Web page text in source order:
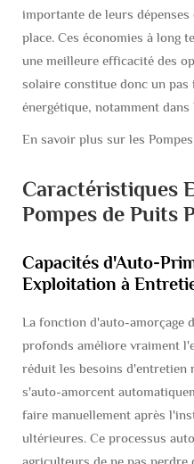
importante de leurs
place. Ces économies à long
une meilleure efficacité des
solaire constitue donc un
énergétique, notamment dans
En savoir plus sur les
Caractéristiques
Pompes de Puits
Capacités d'Auto-
Exploitation à
La fonction d'auto-amorçage
profonds améliore vraiment
réduit les besoins d'entretien
s'auto-amorcent
faire manuellement après
ultérieures. Ce processus
agriculteurs de ne pas